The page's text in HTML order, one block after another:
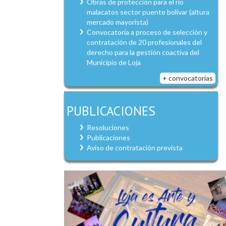
Obras de protección para el río
malacatos sector puente bolívar (altura
mercado mayorista)
Convocatoria a proceso de selección y
contratación de 20 profesionales del
derecho para la gestión coactiva del
Municipio de Loja
+ convocatorias
PUBLICACIONES
Resoluciones
Publicaciones
Aviso de contratación prevista